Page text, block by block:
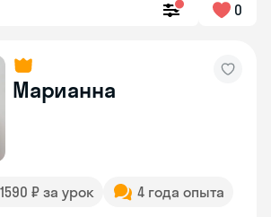
0
Марианна
₽ за урок
4 года опыта